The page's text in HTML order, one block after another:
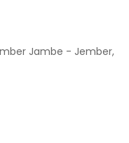
Jambe - Jember,